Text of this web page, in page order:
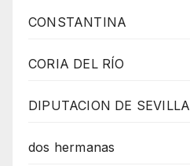
CONSTANTINA
CORIA DEL RÍO
DIPUTACION DE SEVILLA
dos hermanas